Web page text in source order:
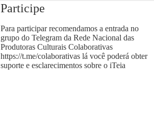
Participe
Para participar recomendamos a entrada no
grupo do Telegram da Rede Nacional das
Produtoras Culturais Colaborativas
https://t.me/colaborativaslá você poderá obter
suporte e esclarecimentos sobre o iTeia